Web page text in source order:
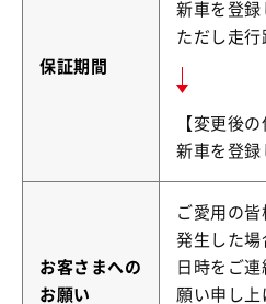
保証期間
新車を登録
ただし走
【変更後の
新車を登録
お客さまへの
お願い
ご愛用の
発生した場
日時をご
願い申し上